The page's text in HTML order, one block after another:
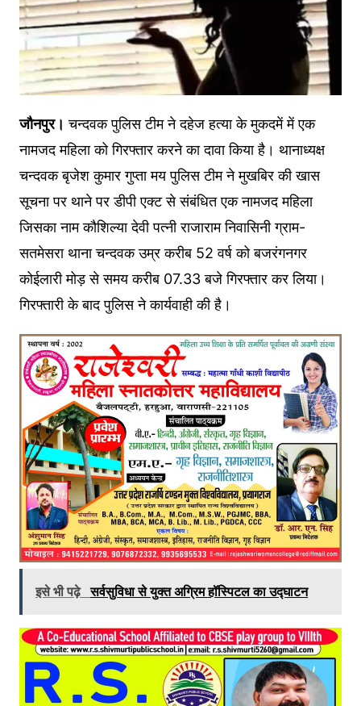
जौनपुर। चन्दवक पुलिस टीम ने दहेज हत्या के मुकदमें में एक
नामजद महिला को गिरफ्तार करने का दावा किया है। थानाध्यक्ष
चन्दवक बृजेश कुमार गुप्ता मय पुलिस टीम ने मुखबिर की खास
सूचना पर थाने पर डीपी एक्ट से संबंधित एक नामजद महिला
जिसका नाम कौशिल्या देवी पत्नी राजाराम निवासिनी ग्राम-
सतमेसरा थाना चन्दवक उम्र करीब 52 वर्ष को बजरंगनगर
कोईलारी मोड़ से समय करीब 07.33 बजे गिरफ्तार कर लिया।
गिरफ्तारी के बाद पुलिस ने कार्यवाही की है।
इसे भी पढ़े सर्वसुविधा से युक्त अग्रिम हॉस्पिटल का उद्घाटन